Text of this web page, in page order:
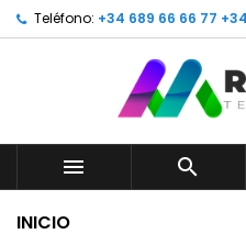
Teléfono: +34 689 66 66 77
 
INICIO